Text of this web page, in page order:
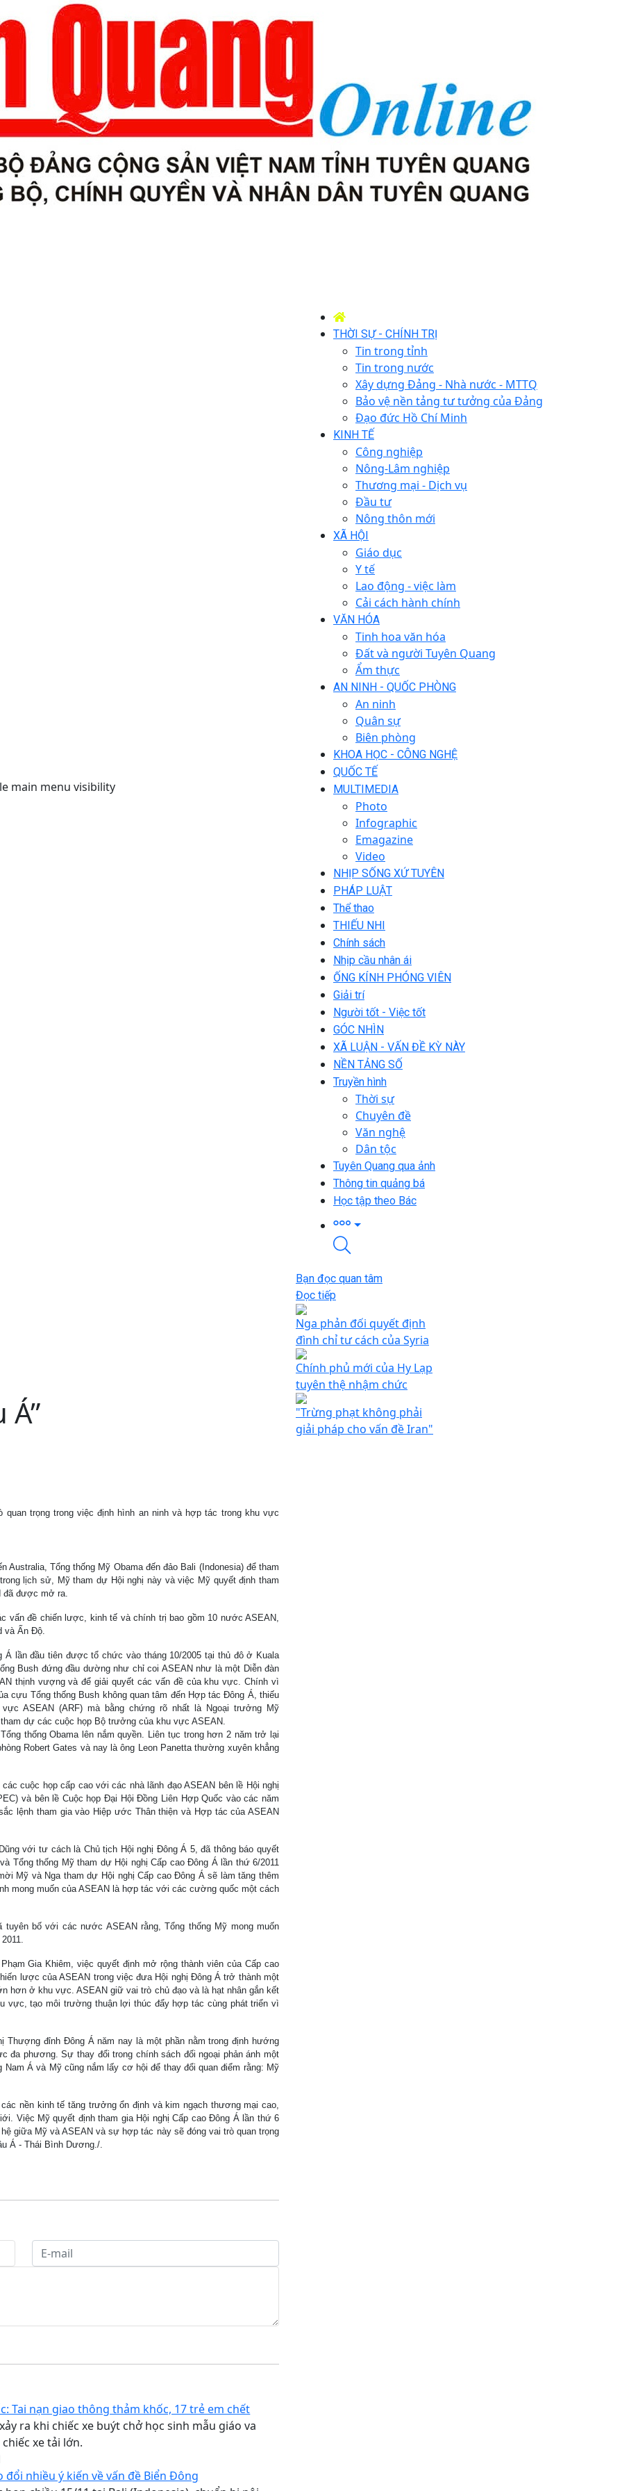
main menu visibility
THỜI SỰ - CHÍNH TRỊ
Tin trong tỉnh
Tin trong nước
Xây dựng Đảng - Nhà nước - MTTQ
Bảo vệ nền tảng tư tưởng của Đảng
Đạo đức Hồ Chí Minh
KINH TẾ
Công nghiệp
Nông-Lâm nghiệp
Thương mại - Dịch vụ
Đầu tư
Nông thôn mới
XÃ HỘI
Giáo dục
Y tế
Lao động - việc làm
Cải cách hành chính
VĂN HÓA
Tinh hoa văn hóa
Đất và người Tuyên Quang
Ẩm thực
AN NINH - QUỐC PHÒNG
An ninh
Quân sự
Biên phòng
KHOA HỌC - CÔNG NGHỆ
QUỐC TẾ
MULTIMEDIA
Photo
Infographic
Emagazine
Video
NHỊP SỐNG XỨ TUYÊN
PHÁP LUẬT
Thể thao
THIẾU NHI
Chính sách
Nhịp cầu nhân ái
ỐNG KÍNH PHÓNG VIÊN
Giải trí
Người tốt - Việc tốt
GÓC NHÌN
XÃ LUẬN - VẤN ĐỀ KỲ NÀY
NỀN TẢNG SỐ
Truyền hình
Thời sự
Chuyên đề
Văn nghệ
Dân tộc
Tuyên Quang qua ảnh
Thông tin quảng bá
Học tập theo Bác
trọng trong việc định hình an ninh và hợp tác trong khu vực
Australia, Tổng thống Mỹ Obama đến đảo Bali (Indonesia) để tham
lịch sử, Mỹ tham dự Hội nghị này và việc Mỹ quyết định tham
đã được mở ra.
vấn đề chiến lược, kinh tế và chính trị bao gồm 10 nước ASEAN,
và Ấn Độ.
lần đầu tiên được tổ chức vào tháng 10/2005 tại thủ đô ở Kuala
Bush đứng đầu dường như chỉ coi ASEAN như là một Diễn đàn
thịnh vượng và để giải quyết các vấn đề của khu vực. Chính vì
cựu Tổng thống Bush không quan tâm đến Hợp tác Đông Á, thiếu
ASEAN (ARF) mà bằng chứng rõ nhất là Ngoại trưởng Mỹ
dự các cuộc họp Bộ trưởng của khu vực ASEAN.
thống Obama lên nắm quyền. Liên tục trong hơn 2 năm trở lại
Robert Gates và nay là ông Leon Panetta thường xuyên khẳng
cuộc họp cấp cao với các nhà lãnh đạo ASEAN bên lề Hội nghị
và bên lề Cuộc họp Đại Hội Đồng Liên Hợp Quốc vào các năm
lệnh tham gia vào Hiệp ước Thân thiện và Hợp tác của ASEAN
với tư cách là Chủ tịch Hội nghị Đông Á 5, đã thông báo quyết
Tổng thống Mỹ tham dự Hội nghị Cấp cao Đông Á lần thứ 6/2011
Mỹ và Nga tham dự Hội nghị Cấp cao Đông Á sẽ làm tăng thêm
mong muốn của ASEAN là hợp tác với các cường quốc một cách
bố với các nước ASEAN rằng, Tổng thống Mỹ mong muốn
Gia Khiêm, việc quyết định mở rộng thành viên của Cấp cao
lược của ASEAN trong việc đưa Hội nghị Đông Á trở thành một
hơn ở khu vực. ASEAN giữ vai trò chủ đạo và là hạt nhân gắn kết
vực, tạo môi trường thuận lợi thúc đẩy hợp tác cùng phát triển vì
Thượng đỉnh Đông Á năm nay là một phần nằm trong định hướng
đa phương. Sự thay đổi trong chính sách đối ngoại phản ánh một
Á và Mỹ cũng nắm lấy cơ hội để thay đổi quan điểm rằng: Mỹ
nền kinh tế tăng trưởng ổn định và kim ngạch thương mại cao,
Việc Mỹ quyết định tham gia Hội nghị Cấp cao Đông Á lần thứ 6
giữa Mỹ và ASEAN và sự hợp tác này sẽ đóng vai trò quan trọng
Á - Thái Bình Dương./.
Tai nạn giao thông thảm khốc, 17 trẻ em chết
ra khi chiếc xe buýt chở học sinh mẫu giáo va
xe tải lớn.
đổi nhiều ý kiến về vấn đề Biển Đông
Bạn đọc quan tâm
Đọc tiếp
Nga phản đối quyết định
đình chỉ tư cách của Syria
Chính phủ mới của Hy Lạp
tuyên thệ nhậm chức
"Trừng phạt không phải
giải pháp cho vấn đề Iran"